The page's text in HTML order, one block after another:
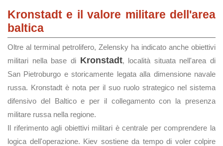
Kronstadt e il valore militare dell'area
baltica
Oltre al terminal petrolifero, Zelensky ha indicato anche obiettivi
militari nella base di Kronstadt, località situata nell'area di
San Pietroburgo e storicamente legata alla dimensione navale
russa. Kronstadt è nota per il suo ruolo strategico nel sistema
difensivo del Baltico e per il collegamento con la presenza
militare russa nella regione.
Il riferimento agli obiettivi militari è centrale per comprendere la
logica dell'operazione. Kiev sostiene da tempo di voler colpire